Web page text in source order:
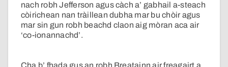
nach robh Jefferson agus càch a’ gabhail a-steach
còirichean nan tràillean dubha mar bu chòir agus
mar sin gun robh beachd claon aig mòran aca air
‘co-ionannachd’.